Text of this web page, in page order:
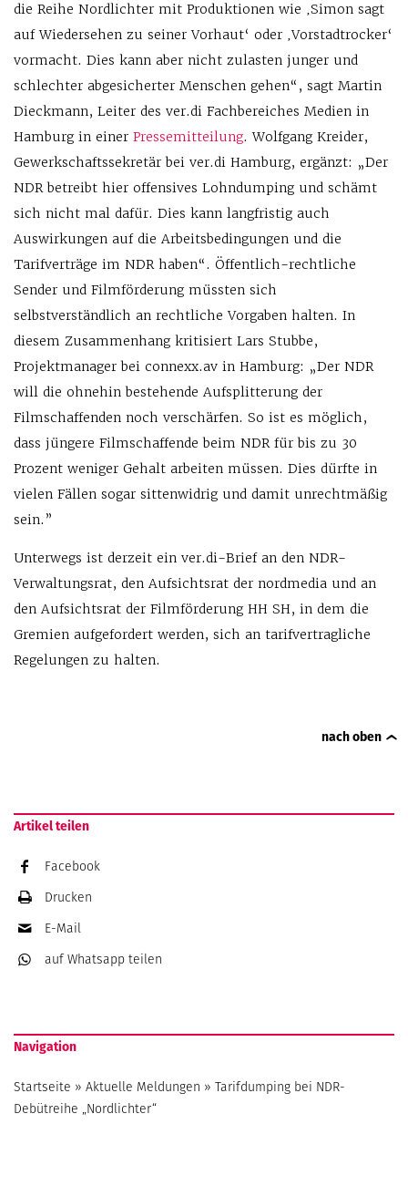
die Reihe Nordlichter mit Produktionen wie ‚Simon sagt
auf Wiedersehen zu seiner Vorhaut‘ oder ‚Vorstadtrocker‘
vormacht. Dies kann aber nicht zulasten junger und
schlechter abgesicherter Menschen gehen“, sagt Martin
Dieckmann, Leiter des ver.di Fachbereiches Medien in
Hamburg in einer Pressemitteilung. Wolfgang Kreider,
Gewerkschaftssekretär bei ver.di Hamburg, ergänzt: „Der
NDR betreibt hier offensives Lohndumping und schämt
sich nicht mal dafür. Dies kann langfristig auch
Auswirkungen auf die Arbeitsbedingungen und die
Tarifverträge im NDR haben“. Öffentlich-rechtliche
Sender und Filmförderung müssten sich
selbstverständlich an rechtliche Vorgaben halten. In
diesem Zusammenhang kritisiert Lars Stubbe,
Projektmanager bei connexx.av in Hamburg: „Der NDR
will die ohnehin bestehende Aufsplitterung der
Filmschaffenden noch verschärfen. So ist es möglich,
dass jüngere Filmschaffende beim NDR für bis zu 30
Prozent weniger Gehalt arbeiten müssen. Dies dürfte in
vielen Fällen sogar sittenwidrig und damit unrechtmäßig
sein.”
Unterwegs ist derzeit ein ver.di-Brief an den NDR-
Verwaltungsrat, den Aufsichtsrat der nordmedia und an
den Aufsichtsrat der Filmförderung HH SH, in dem die
Gremien aufgefordert werden, sich an tarifvertragliche
Regelungen zu halten.
nach oben
Artikel teilen
Facebook
Drucken
E-Mail
auf Whatsapp teilen
Navigation
Startseite » Aktuelle Meldungen » Tarifdumping bei NDR-
Debütreihe „Nordlichter“